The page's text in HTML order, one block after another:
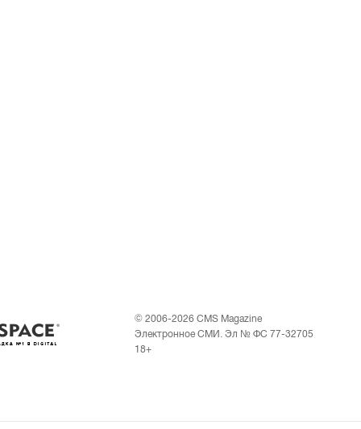
© 2006-2026 CMS Magazine
Электронное СМИ. Эл № ФС 77-32705
18+